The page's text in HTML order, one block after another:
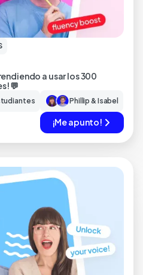
a usar los 300
💬
Phillip & Isabel
¡Me apunto!